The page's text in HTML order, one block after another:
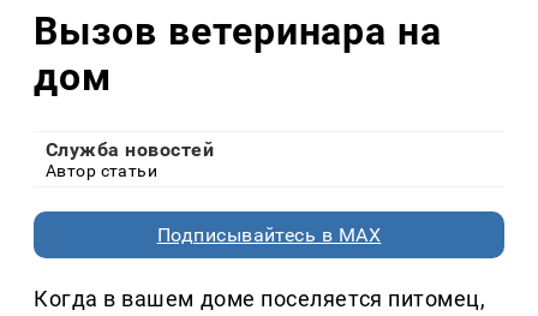
Вызов ветеринара на
дом
Служба новостей
Автор статьи
Подписывайтесь в MAX
Когда в вашем доме поселяется питомец,